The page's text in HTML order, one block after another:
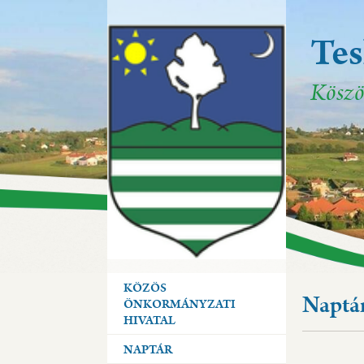
KÖZÖS
ÖNKORMÁNYZATI
HIVATAL
NAPTÁR